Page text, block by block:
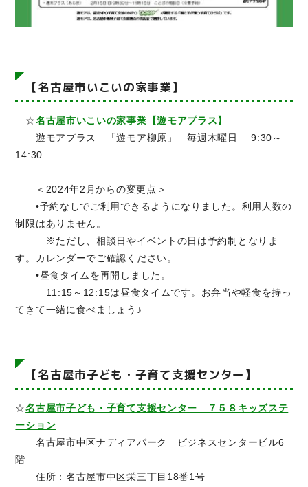
【名古屋市いこいの家事業】
☆名古屋市いこいの家事業【遊モアプラス】
遊モアプラス 「遊モア柳原」 毎週木曜日 9:30～
14:30
＜2024年2月からの変更点＞
•予約なしでご利用できるようになりました。利用人数の
制限はありません。
※ただし、相談日やイベントの日は予約制となりま
す。カレンダーでご確認ください。
•昼食タイムを再開しました。
11:15～12:15は昼食タイムです。お弁当や軽食を持っ
てきて一緒に食べましょう♪
【名古屋市子ども・子育て支援センター】
☆名古屋市子ども・子育て支援センター ７５８キッズステ
ーション
名古屋市中区ナディアパーク ビジネスセンタービル6
階
住所：名古屋市中区栄三丁目18番1号